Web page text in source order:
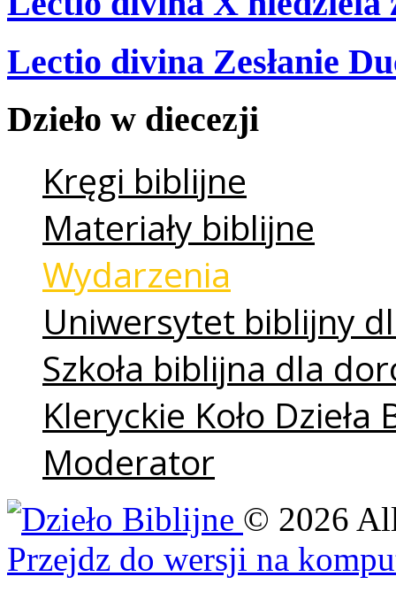
Lectio divina Zesłanie
Dzieło w diecezji
Kręgi biblijne
Materiały biblijne
Wydarzenia
Uniwersytet biblijny
Szkoła biblijna dla
Kleryckie Koło
Moderator
© 2026
Przejdz do wersji na